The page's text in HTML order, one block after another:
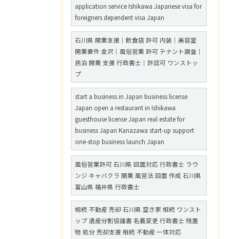
application service Ishikawa Japanese visa for
foreigners dependent visa Japan
石川県 開業支援｜飲食店 許可 内装｜美容室
開業要件 金沢｜風俗営業 許可 テナント調査｜
民泊 開業 支援 行政書士｜許認可 ワンストッ
プ
start a business in Japan business license
Japan open a restaurant in Ishikawa
guesthouse license Japan real estate for
business Japan Kanazawa start-up support
one-stop business launch Japan
風俗営業許可 石川県 図面対応 行政書士 ラウ
ンジ キャバクラ 開業 風営法 図面 作成 石川県
富山県 福井県 行政書士
相続 不動産 売却 石川県 空き家 相続 ワンスト
ップ 遺産分割協議書 名義変更 行政書士 残置
物 処分 売却支援 相続 不動産 一体対応